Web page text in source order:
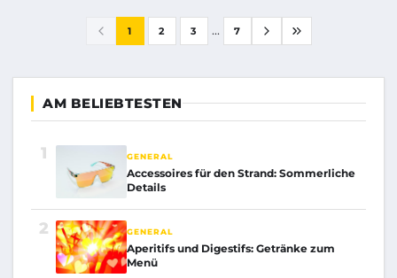
1 2 3 ... 7
AM BELIEBTESTEN
1 GENERAL
Accessoires für den Strand: Sommerliche
Details
2 GENERAL
Aperitifs und Digestifs: Getränke zum
Menü